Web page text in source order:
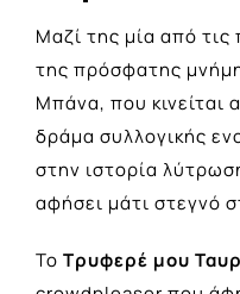
Μαζί της μία από τις
της πρόσφατης
Μπάνα, που κινείται
δράμα συλλογικής
στην ιστορία
αφήσει μάτι στεγνό
Το Τρυφερέ μου